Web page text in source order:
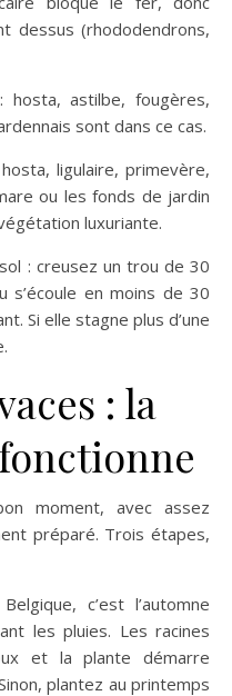
dessus (rhododendrons,
astilbe, fougères,
sont dans ce cas.
ligulaire, primevère,
ou les fonds de jardin
luxuriante.
: creusez un trou de 30
s’écoule en moins de 30
Si elle stagne plus d’une
: la
moment, avec assez
préparé. Trois étapes,
c’est l’automne
les pluies. Les racines
et la plante démarre
plantez au printemps